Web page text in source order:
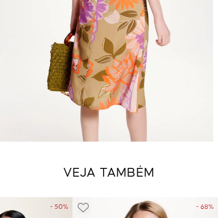
VEJA TAMBÉM
- 50% - 68%